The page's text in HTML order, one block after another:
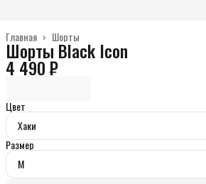
Шорты
Главная ›
Шорты Black Icon
4 490 ₽
Цвет
Хаки
Размер
M